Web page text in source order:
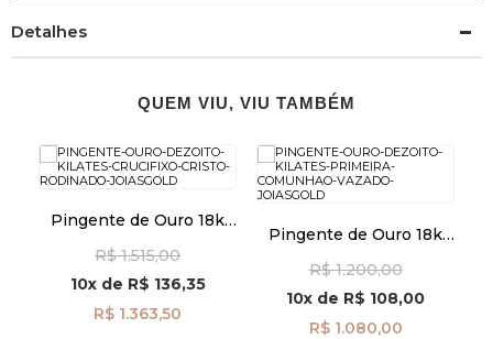
Detalhes
QUEM VIU, VIU TAMBÉM
Pingente de Ouro 18k
Rodinado pi24486
R$ 1.515,00
10xde R$ 136,35
R$ 1.363,50
Pingente de Ouro 18k
Vazado pi23337
R$ 1.200,00
10x de R$ 108,00
R$ 1.080,00